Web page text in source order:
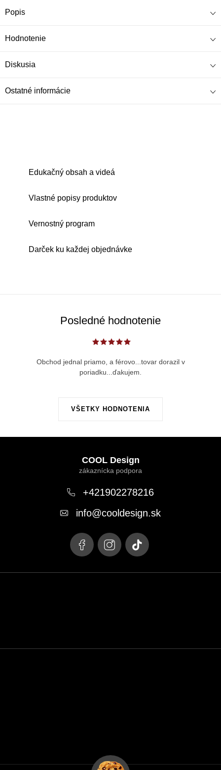
Popis
Hodnotenie
Diskusia
Ostatné informácie
Edukačný obsah a videá
Vlastné popisy produktov
Vernostný program
Darček ku každej objednávke
Posledné hodnotenie
VŠETKY HODNOTENIA
Obchod jednal priamo, a férovo...tovar dorazil v
poriadku...ďakujem.
COOL Design
+421902278216
info@cooldesign.sk